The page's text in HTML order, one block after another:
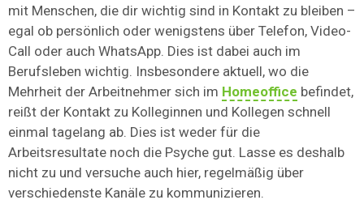
mit Menschen, die dir wichtig sind in Kontakt zu bleiben –
egal ob persönlich oder wenigstens über Telefon, Video-
Call oder auch WhatsApp. Dies ist dabei auch im
Berufsleben wichtig. Insbesondere aktuell, wo die
Mehrheit der Arbeitnehmer sich im Homeoffice befindet,
reißt der Kontakt zu Kolleginnen und Kollegen schnell
einmal tagelang ab. Dies ist weder für die
Arbeitsresultate noch die Psyche gut. Lasse es deshalb
nicht zu und versuche auch hier, regelmäßig über
verschiedenste Kanäle zu kommunizieren.